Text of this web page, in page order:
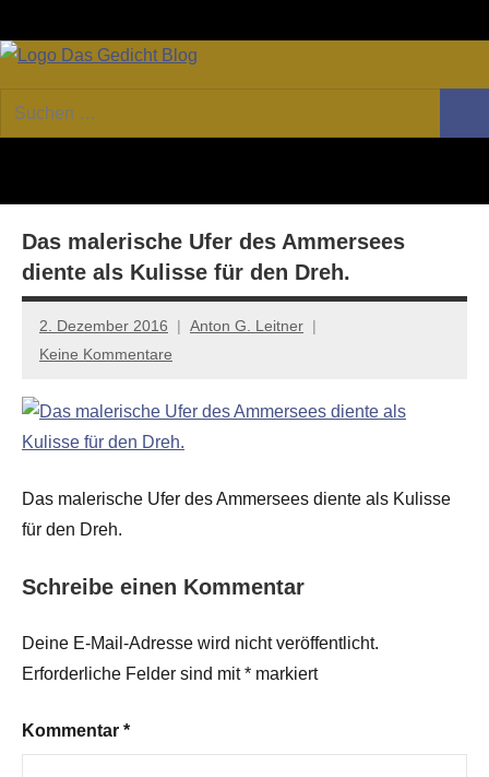
Inhalt
GEDICHT
Forum
von
Lyrik,
Essay
Suchen
nach:
Das malerische Ufer des Ammersees
diente als Kulisse für den Dreh.
2. Dezember 2016
Anton G. Leitner
Keine Kommentare
Das malerische Ufer des Ammersees diente als Kulisse
für den Dreh.
Schreibe einen Kommentar
Deine E-Mail-Adresse wird nicht veröffentlicht.
Erforderliche Felder sind mit* markiert
Kommentar *